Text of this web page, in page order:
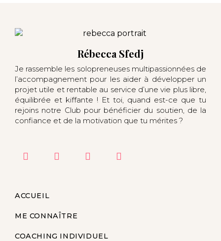
Rébecca Sfedj
Je rassemble les solopreneuses multipassionnées de
l’accompagnement pour les aider à développer un
projet utile et rentable au service d’une vie plus libre,
équilibrée et kiffante ! Et toi, quand est-ce que tu
rejoins notre Club pour bénéficier du soutien, de la
confiance et de la motivation que tu mérites ?
ACCUEIL
ME CONNAÎTRE
COACHING INDIVIDUEL